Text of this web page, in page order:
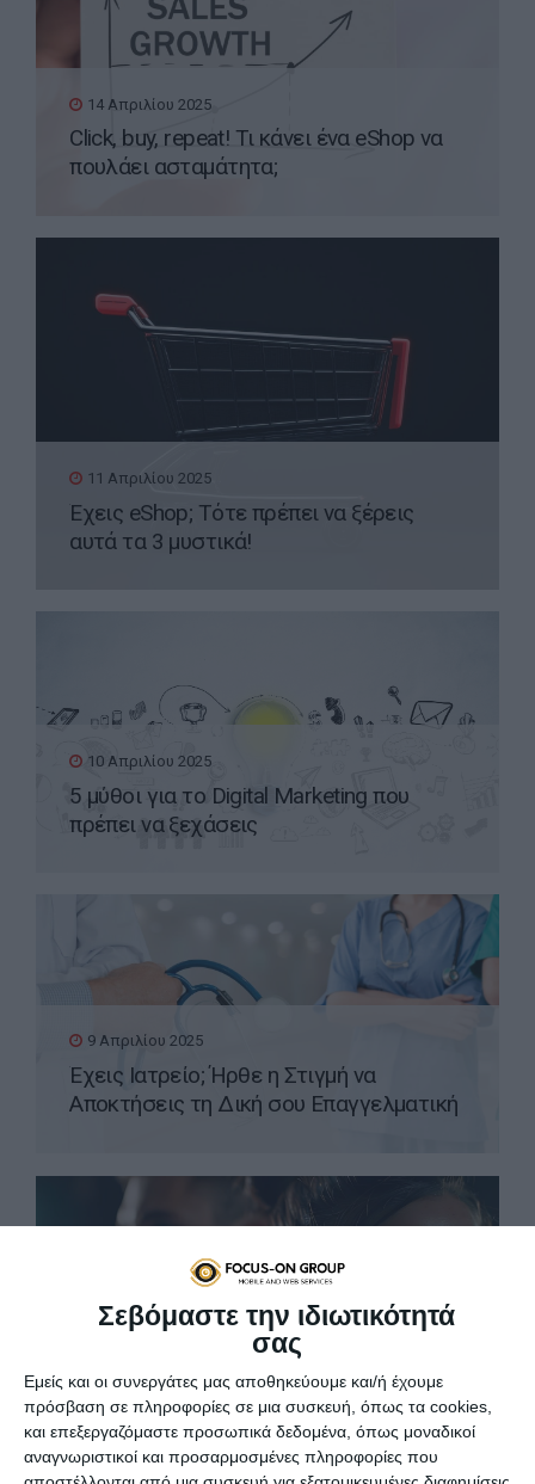
Σεβόμαστε την ιδιωτικότητά
σας
Εμείς και οι συνεργάτες μας αποθηκεύουμε και/ή έχουμε
πρόσβαση σε πληροφορίες σε μια συσκευή, όπως τα cookies,
και επεξεργαζόμαστε προσωπικά δεδομένα, όπως μοναδικοί
αναγνωριστικοί και προσαρμοσμένες πληροφορίες που
14 Απριλίου 2025
Click, buy, repeat! Τι κάνει ένα eShop να
πουλάει ασταμάτητα;
11 Απριλίου 2025
Έχεις eShop; Τότε πρέπει να ξέρεις
αυτά τα 3 μυστικά!
10 Απριλίου 2025
5 μύθοι για το Digital Marketing που
πρέπει να ξεχάσεις
9 Απριλίου 2025
Έχεις Ιατρείο; Ήρθε η Στιγμή να
Αποκτήσεις τη Δική σου Επαγγελματική
Premium Ιστοσελίδες WordPress για
Γυμναστήρια & Χώρους Fitness